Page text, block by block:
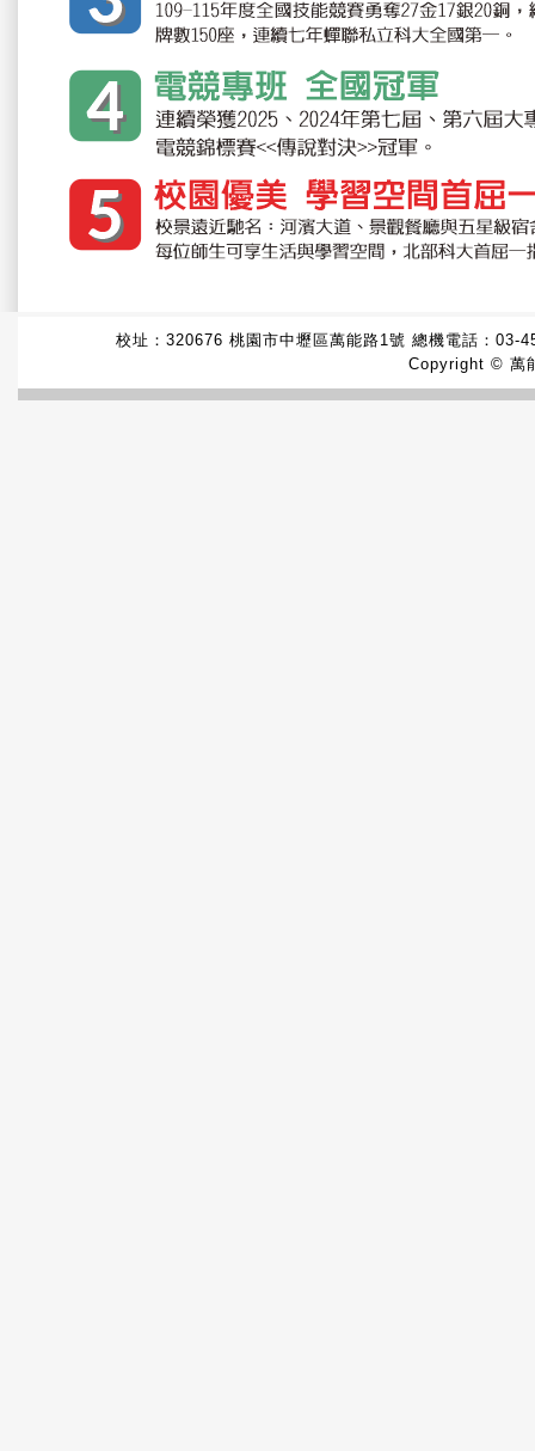
校址：320676 桃園市中壢區萬能路1號 總機電話： 03-
Copyright © 萬